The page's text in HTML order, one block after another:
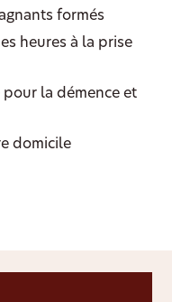
formés
heures à la prise
la démence et
domicile